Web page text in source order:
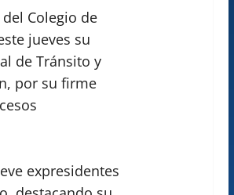
Colegio de
jueves su
de Tránsito y
por su firme
expresidentes